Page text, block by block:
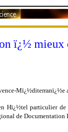
ï¿½ mieux
Mï¿½diterranï¿½e
Hï¿½tel particulier
de